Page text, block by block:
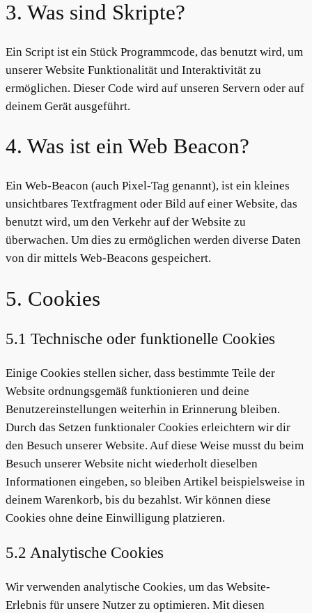
3. Was sind Skripte?
Ein Script ist ein Stück Programmcode, das benutzt wird, um
unserer Website Funktionalität und Interaktivität zu
ermöglichen. Dieser Code wird auf unseren Servern oder auf
deinem Gerät ausgeführt.
4. Was ist ein Web Beacon?
Ein Web-Beacon (auch Pixel-Tag genannt), ist ein kleines
unsichtbares Textfragment oder Bild auf einer Website, das
benutzt wird, um den Verkehr auf der Website zu
überwachen. Um dies zu ermöglichen werden diverse Daten
von dir mittels Web-Beacons gespeichert.
5. Cookies
5.1 Technische oder funktionelle Cookies
Einige Cookies stellen sicher, dass bestimmte Teile der
Website ordnungsgemäß funktionieren und deine
Benutzereinstellungen weiterhin in Erinnerung bleiben.
Durch das Setzen funktionaler Cookies erleichtern wir dir
den Besuch unserer Website. Auf diese Weise musst du beim
Besuch unserer Website nicht wiederholt dieselben
Informationen eingeben, so bleiben Artikel beispielsweise in
deinem Warenkorb, bis du bezahlst. Wir können diese
Cookies ohne deine Einwilligung platzieren.
5.2 Analytische Cookies
Wir verwenden analytische Cookies, um das Website-
Erlebnis für unsere Nutzer zu optimieren. Mit diesen